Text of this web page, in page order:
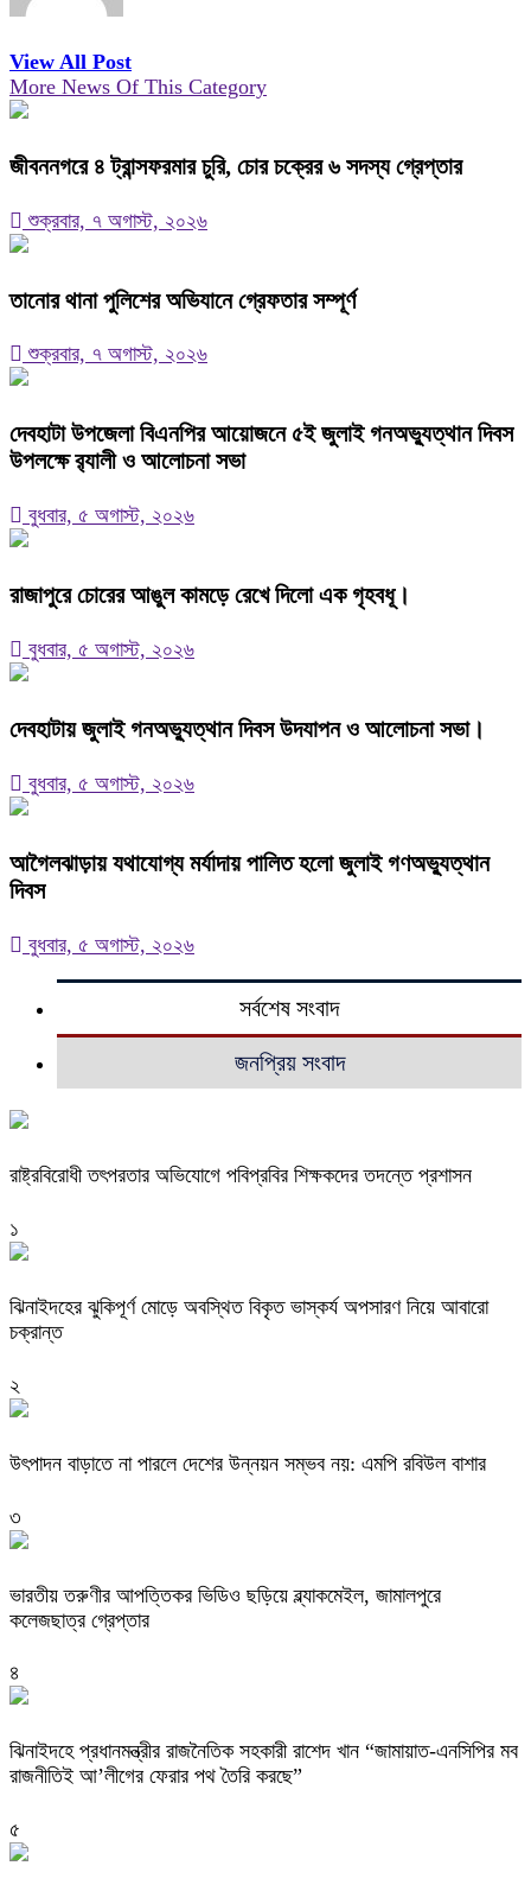
View All Post
More News Of This Category
জীবননগরে ৪ ট্রান্সফরমার চুরি, চোর চক্রের ৬ সদস্য গ্রেপ্তার
শুক্রবার, ৭ অগাস্ট, ২০২৬
তানোর থানা পুলিশের অভিযানে গ্রেফতার সম্পূর্ণ
শুক্রবার, ৭ অগাস্ট, ২০২৬
দেবহাটা উপজেলা বিএনপির আয়োজনে ৫ই জুলাই গনঅভ্যুত্থান দিবস
উপলক্ষে র‍্যালী ও আলোচনা সভা
বুধবার, ৫ অগাস্ট, ২০২৬
রাজাপুরে চোরের আঙুল কামড়ে রেখে দিলো এক গৃহবধূ।
বুধবার, ৫ অগাস্ট, ২০২৬
দেবহাটায় জুলাই গনঅভ্যুত্থান দিবস উদযাপন ও আলোচনা সভা।
বুধবার, ৫ অগাস্ট, ২০২৬
আগৈলঝাড়ায় যথাযোগ্য মর্যাদায় পালিত হলো জুলাই গণঅভ্যুত্থান
দিবস
বুধবার, ৫ অগাস্ট, ২০২৬
সর্বশেষ সংবাদ
জনপ্রিয় সংবাদ
রাষ্ট্রবিরোধী তৎপরতার অভিযোগে পবিপ্রবির শিক্ষকদের তদন্তে প্রশাসন
১
ঝিনাইদহের ঝুকিপূর্ণ মোড়ে অবস্থিত বিকৃত ভাস্কর্য অপসারণ নিয়ে আবারো
চক্রান্ত
২
উৎপাদন বাড়াতে না পারলে দেশের উন্নয়ন সম্ভব নয়: এমপি রবিউল বাশার
৩
ভারতীয় তরুণীর আপত্তিকর ভিডিও ছড়িয়ে ব্ল্যাকমেইল, জামালপুরে
কলেজছাত্র গ্রেপ্তার
৪
ঝিনাইদহে প্রধানমন্ত্রীর রাজনৈতিক সহকারী রাশেদ খান “জামায়াত-এনসিপির মব
রাজনীতিই আ’লীগের ফেরার পথ তৈরি করছে”
৫